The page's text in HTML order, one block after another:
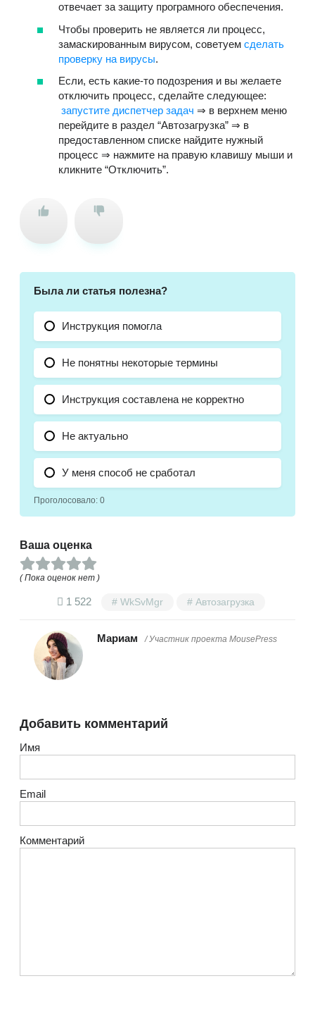
отвечает за защиту програмного обеспечения.
Чтобы проверить не является ли процесс,
замаскированным вирусом, советуем сделать
проверку на вирусы.
Если, есть какие-то подозрения и вы желаете
отключить процесс, сделайте следующее:
запустите диспетчер задач ⇒ в верхнем меню
перейдите в раздел “Автозагрузка” ⇒ в
предоставленном списке найдите нужный
процесс ⇒ нажмите на правую клавишу мыши и
кликните “Отключить”.
Была ли статья полезна?
Инструкция помогла
Не понятны некоторые термины
Инструкция составлена не корректно
Не актуально
У меня способ не сработал
Проголосовало: 0
Ваша оценка
( Пока оценок нет )
1 522 WkSvMgr Автозагрузка
Мариам / Участник проекта MousePress
Добавить комментарий
Имя
Email
Комментарий